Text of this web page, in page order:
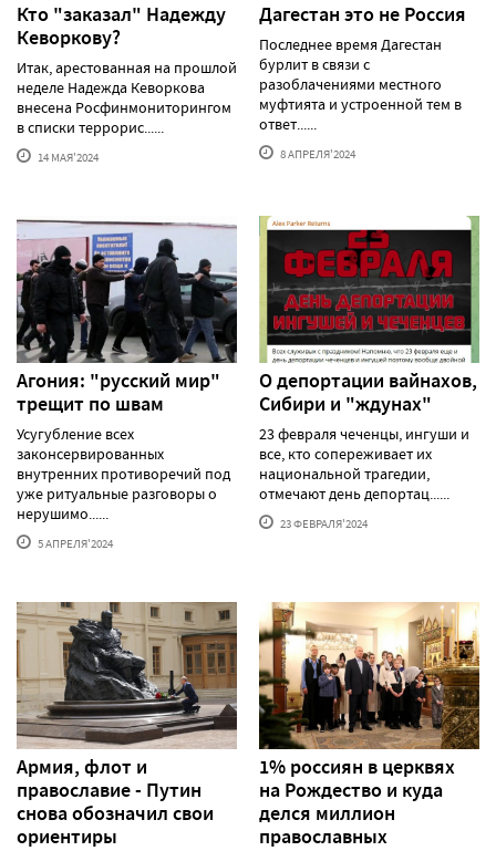
Кто "заказал" Надежду
Кеворкову?
Итак, арестованная на прошлой
неделе Надежда Кеворкова
внесена Росфинмониторингом
в списки террорис......
14 МАЯ'2024
Дагестан это не Россия
Последнее время Дагестан
бурлит в связи с
разоблачениями местного
муфтията и устроенной тем в
ответ......
8 АПРЕЛЯ'2024
Агония: "русский мир"
трещит по швам
Усугубление всех
законсервированных
внутренних противоречий под
уже ритуальные разговоры о
нерушимо......
5 АПРЕЛЯ'2024
О депортации вайнахов,
Сибири и "ждунах"
23 февраля чеченцы, ингуши и
все, кто сопереживает их
национальной трагедии,
отмечают день депортац......
23 ФЕВРАЛЯ'2024
Армия, флот и
православие - Путин
снова обозначил свои
ориентиры
1% россиян в церквях
на Рождество и куда
делся миллион
православных